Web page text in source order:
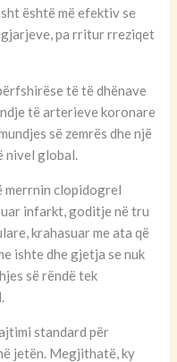
është më efektiv se
pa rritur rreziqet
të të dhënave
të arterieve koronare
së zemrës dhe një
nivel global.
merrnin clopidogrel
infarkt, goditje në tru
krahasuar me ata që
ishte dhe gjetja se nuk
së rëndë tek
standard për
jetën. Megjithatë, ky